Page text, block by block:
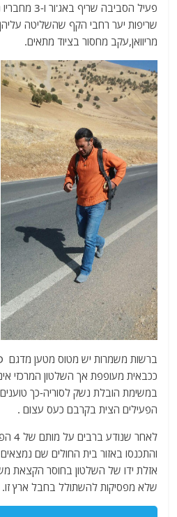
at
s
A
p
p
e
g
ra
m
ai
l
itt
er
c
b
o
o
k
פעיל הסביבה
שריפות יער רחבי הקף שהשליטה
מריוואן,עקב מחסור בציוד מתאים.
ככבאית מעופפת אך השלטון המרכזי
במשימת הובלת נשק לסוריה-כך
הפעילים הצית בקרבם כעס עצום .
והתכנסו באזור בית החולים שם
אזלת ידו של השלטון בחוסר הקצאת
שלא מפסיקות להשתולל בחבל ארץ זו.